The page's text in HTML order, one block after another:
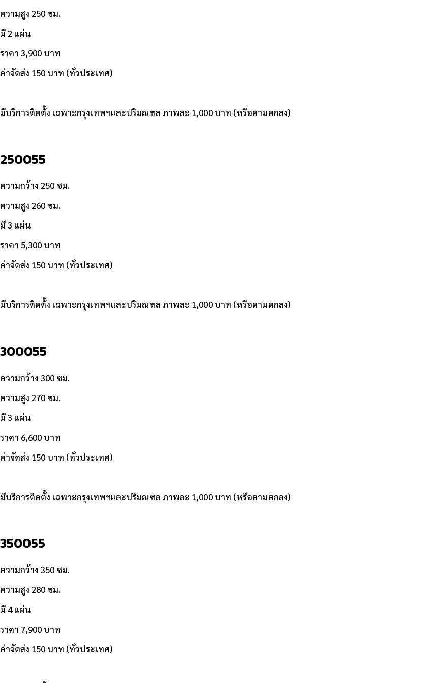
ความสูง 250 ซม.
มี 2 แผ่น
ราคา 3,900 บาท
ค่าจัดส่ง 150 บาท (ทั่วประเทศ)
มีบริการติดตั้ง เฉพาะกรุงเทพฯและปริมณฑล ภาพละ 1,000 บาท (หรือตามตกลง)
250055
ความกว้าง 250 ซม.
ความสูง 260 ซม.
มี 3 แผ่น
ราคา 5,300 บาท
ค่าจัดส่ง 150 บาท (ทั่วประเทศ)
มีบริการติดตั้ง เฉพาะกรุงเทพฯและปริมณฑล ภาพละ 1,000 บาท (หรือตามตกลง)
300055
ความกว้าง 300 ซม.
ความสูง 270 ซม.
มี 3 แผ่น
ราคา 6,600 บาท
ค่าจัดส่ง 150 บาท (ทั่วประเทศ)
มีบริการติดตั้ง เฉพาะกรุงเทพฯและปริมณฑล ภาพละ 1,000 บาท (หรือตามตกลง)
350055
ความกว้าง 350 ซม.
ความสูง 280 ซม.
มี 4 แผ่น
ราคา 7,900 บาท
ค่าจัดส่ง 150 บาท (ทั่วประเทศ)